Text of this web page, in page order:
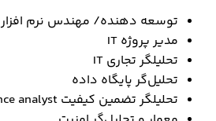
توسعه دهنده/ مهندس نرم افزار
مدیر پروژه IT
تحلیلگر تجاری IT
تحلیل‌گر پایگاه داده
تحلیلگر تضمین کیفیت Quality assurance analyst